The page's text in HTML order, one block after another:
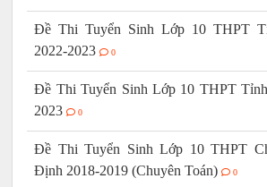
Đề Thi Tuyển Sinh Lớp 10 THPT
2022-2023
0
Đề Thi Tuyển Sinh Lớp 10 THPT
2023
0
Đề Thi Tuyển Sinh Lớp 10 THPT
Định 2018-2019 (Chuyên Toán)
0